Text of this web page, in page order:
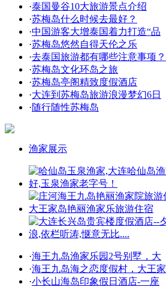
·泰国曼谷10大旅游景点介绍
·苏梅岛什么时候去最好？
·中国游客大增泰国着力打造“品
·苏梅岛悠然自得天伦之乐
·去泰国旅游都有哪些注意事项？
·苏梅岛文化环岛之旅
·苏梅岛亭阁精致度假酒店
·大连到苏梅岛旅游浪漫梦幻6日
·随行随性苏梅岛
渔家展示
·海王九岛渔家乐园2号别墅，大
·海王九岛海之恋度假村，大王家
·小长山海岛印象假日酒店-一座